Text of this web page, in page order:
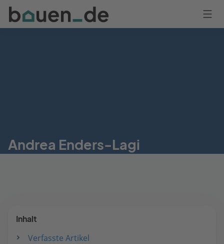
Bauen
Logo
Andrea Enders-Lagi
Inhalt
Verfasste Artikel